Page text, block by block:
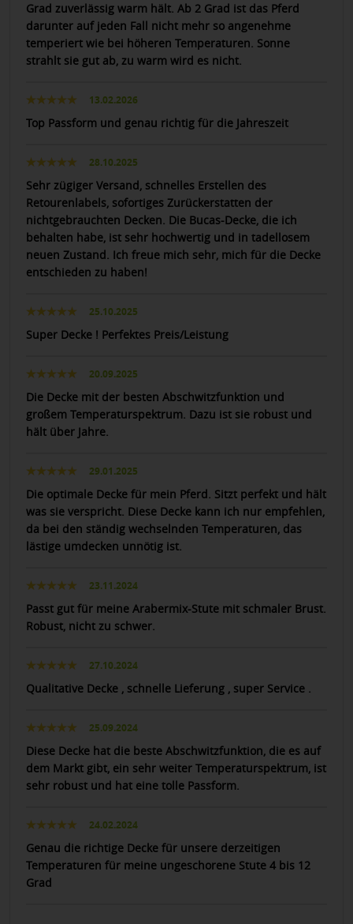
Grad zuverlässig warm hält. Ab 2 Grad ist das Pferd
darunter auf jeden Fall nicht mehr so angenehme
temperiert wie bei höheren Temperaturen. Sonne
strahlt sie gut ab, zu warm wird es nicht.
13.02.2026
Top Passform und genau richtig für die Jahreszeit
28.10.2025
Sehr zügiger Versand, schnelles Erstellen des
Retourenlabels, sofortiges Zurückerstatten der
nichtgebrauchten Decken. Die Bucas-Decke, die ich
behalten habe, ist sehr hochwertig und in tadellosem
neuen Zustand. Ich freue mich sehr, mich für die Decke
entschieden zu haben!
25.10.2025
Super Decke ! Perfektes Preis/Leistung
20.09.2025
Die Decke mit der besten Abschwitzfunktion und
großem Temperaturspektrum. Dazu ist sie robust und
hält über Jahre.
29.01.2025
Die optimale Decke für mein Pferd. Sitzt perfekt und hält
was sie verspricht. Diese Decke kann ich nur empfehlen,
da bei den ständig wechselnden Temperaturen, das
lästige umdecken unnötig ist.
23.11.2024
Passt gut für meine Arabermix-Stute mit schmaler Brust.
Robust, nicht zu schwer.
27.10.2024
Qualitative Decke , schnelle Lieferung , super Service .
25.09.2024
Diese Decke hat die beste Abschwitzfunktion, die es auf
dem Markt gibt, ein sehr weiter Temperaturspektrum, ist
sehr robust und hat eine tolle Passform.
24.02.2024
Genau die richtige Decke für unsere derzeitigen
Temperaturen für meine ungeschorene Stute 4 bis 12
Grad